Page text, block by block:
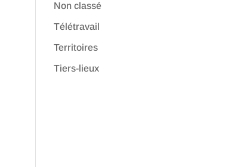
Non classé
Télétravail
Territoires
Tiers-lieux